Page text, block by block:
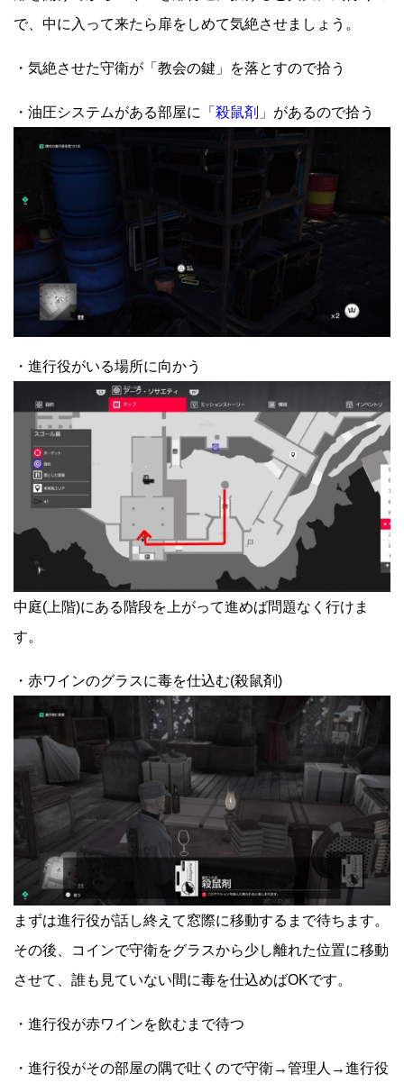
で、中に入って来たら扉をしめて気絶させましょう。
・気絶させた守衛が「教会の鍵」を落とすので拾う
・油圧システムがある部屋に 「殺鼠剤」 があるので拾う
・進行役がいる場所に向かう
中庭(上階)にある階段を上がって進めば問題なく行けま
す。
・赤ワインのグラスに毒を仕込む(殺鼠剤)
まずは進行役が話し終えて窓際に移動するまで待ちます。
その後、コインで守衛をグラスから少し離れた位置に移動
させて、誰も見ていない間に毒を仕込めばOKです。
・進行役が赤ワインを飲むまで待つ
・進行役がその部屋の隅で吐くので守衛→管理人→進行役